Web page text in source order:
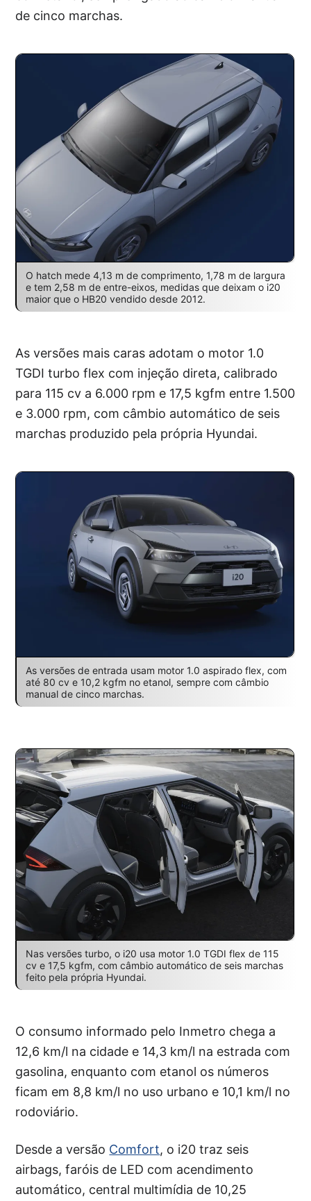
de cinco marchas.
O hatch mede 4,13 m de comprimento, 1,78 m de largura
e tem 2,58 m de entre-eixos, medidas que deixam o i20
maior que o HB20 vendido desde 2012.
As versões mais caras adotam o motor 1.0
TGDI turbo flex com injeção direta, calibrado
para 115 cv a 6.000 rpm e 17,5 kgfm entre 1.500
e 3.000 rpm, com câmbio automático de seis
marchas produzido pela própria Hyundai.
As versões de entrada usam motor 1.0 aspirado flex, com
até 80 cv e 10,2 kgfm no etanol, sempre com câmbio
manual de cinco marchas.
Nas versões turbo, o i20 usa motor 1.0 TGDI flex de 115
cv e 17,5 kgfm, com câmbio automático de seis marchas
feito pela própria Hyundai.
O consumo informado pelo Inmetro chega a
12,6 km/l na cidade e 14,3 km/l na estrada com
gasolina, enquanto com etanol os números
ficam em 8,8 km/l no uso urbano e 10,1 km/l no
rodoviário.
Desde a versão Comfort, o i20 traz seis
airbags, faróis de LED com acendimento
automático, central multimídia de 10,25